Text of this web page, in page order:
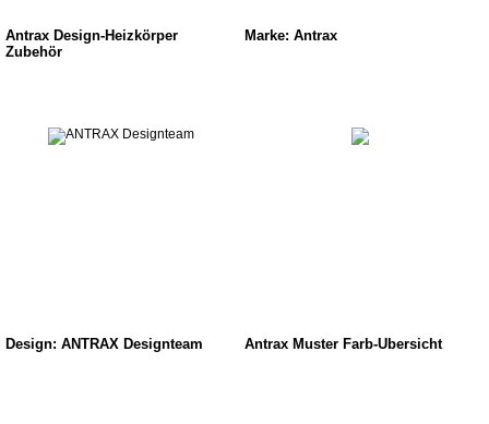
Antrax Design-Heizkörper
Zubehör
Marke: Antrax
Design: ANTRAX Designteam Antrax Muster Farb-Übersicht